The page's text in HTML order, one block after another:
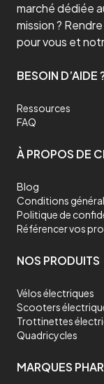
marché dédiée
mission ?
pour vous et
BESOIN D’AIDE
Ressources
FAQ
À PROPOS DE
Blog
Conditions
Politique de
Référencer vos
NOS PRODUITS
Vélos électriques
Scooters
Trottinettes
Quadricycles
MARQUES